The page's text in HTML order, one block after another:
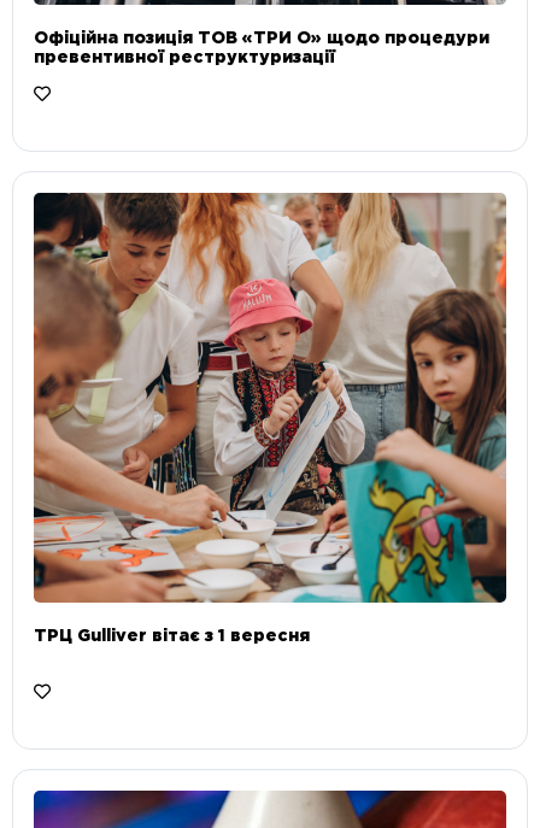
Офіційна позиція ТОВ «ТРИ О» щодо процедури
превентивної реструктуризації
ТРЦ Gulliver вітає з 1 вересня